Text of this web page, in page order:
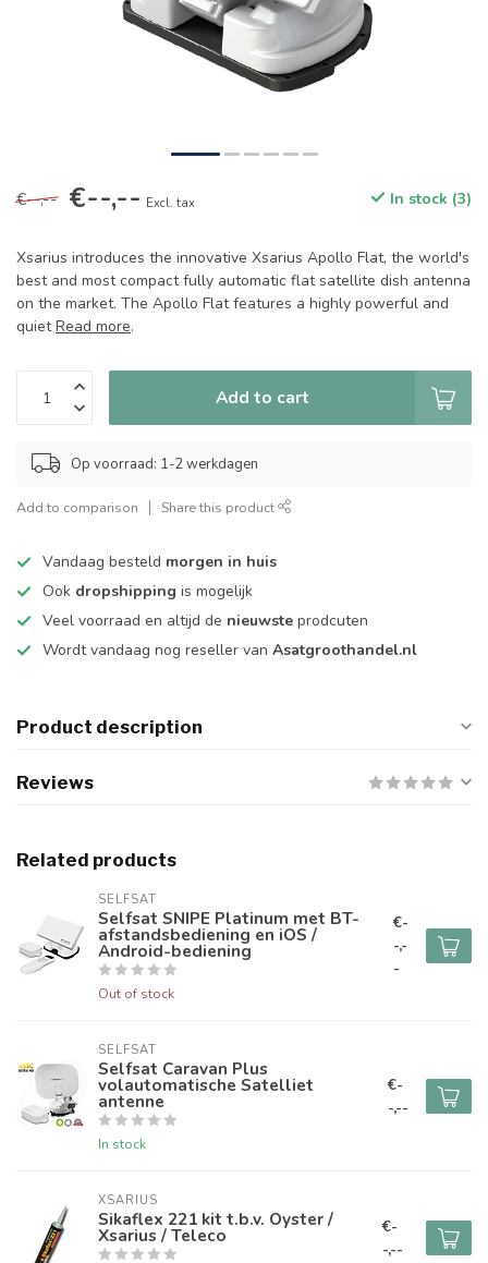
€--,-- €--,-- Excl. tax In stock (3)
Xsarius introduces the innovative Xsarius Apollo Flat, the world's
best and most compact fully automatic flat satellite dish antenna
on the market. The Apollo Flat features a highly powerful and
quietRead more.
Add to cart
Op voorraad: 1-2 werkdagen
Add to comparison Share this product
Vandaag besteld morgen in huis
Ook dropshipping is mogelijk
Veel voorraad en altijd de nieuwste prodcuten
Wordt vandaag nog reseller van Asatgroothandel.nl
Product description
Reviews
Related products
SELFSAT
Selfsat SNIPE Platinum met BT-
afstandsbediening en iOS /
Android-bediening
Out of stock
€-
-,-
-
SELFSAT
Selfsat Caravan Plus
volautomatische Satelliet
antenne
In stock
€-
-,--
XSARIUS
Sikaflex 221 kit t.b.v. Oyster /
Xsarius / Teleco
€-
-,--